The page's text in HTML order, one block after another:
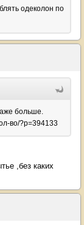
одеколон по
больше.
во/?p=394133
,без каких